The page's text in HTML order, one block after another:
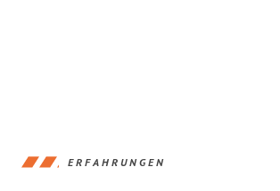
ERFAHRUNGEN